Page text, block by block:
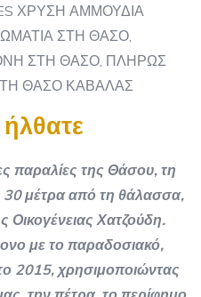
ΧΡΥΣΗ ΑΜΜΟΥΔΙΑ
ΣΤΗ ΘΑΣΟ,
ΣΤΗ ΘΑΣΟ, ΠΛΗΡΩΣ
ΘΑΣΟ ΚΑΒΑΛΑΣ
παραλίες της Θάσου, τη
30 μέτρα από τη θάλασσα,
Οικογένειας Χατζούδη.
με το παραδοσιακό,
2015, χρησιμοποιώντας